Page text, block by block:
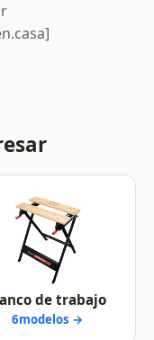
de trabajo
6modelos →